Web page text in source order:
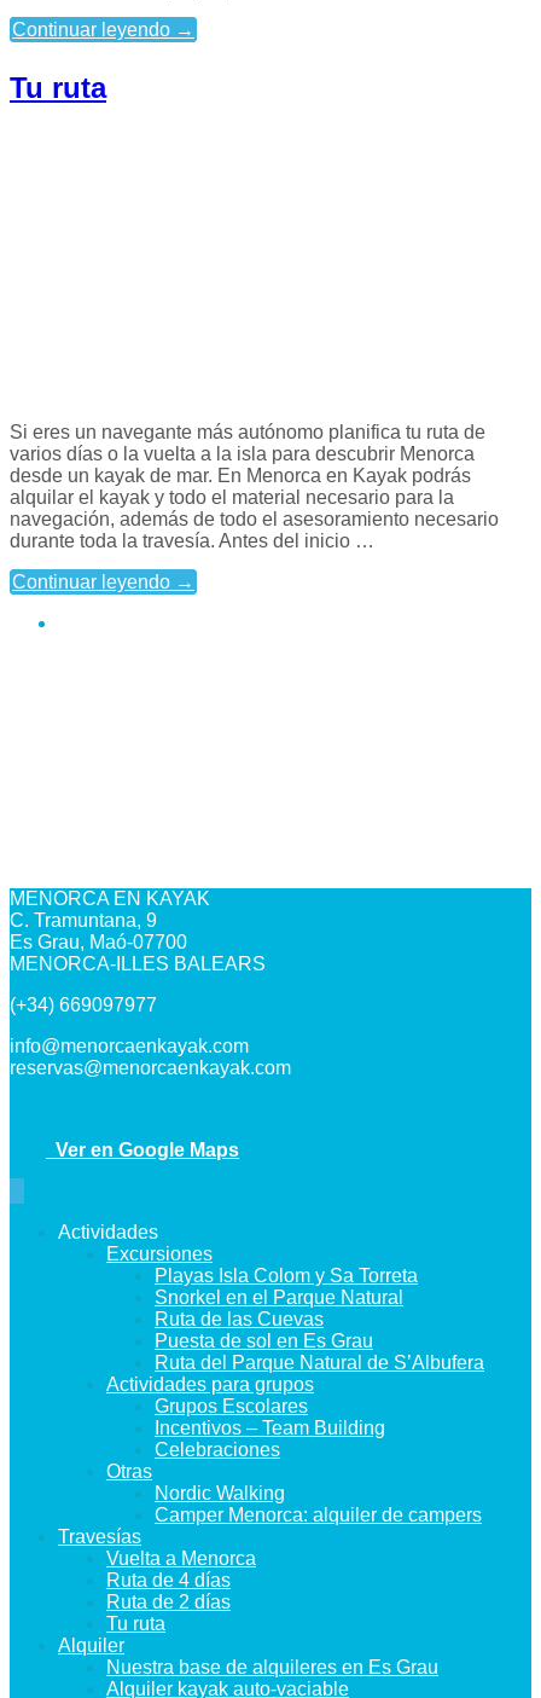
Continuar leyendo →
Tu ruta
Si eres un navegante más autónomo planifica tu ruta de
varios días o la vuelta a la isla para descubrir Menorca
desde un kayak de mar. En Menorca en Kayak podrás
alquilar el kayak y todo el material necesario para la
navegación, además de todo el asesoramiento necesario
durante toda la travesía. Antes del inicio …
Continuar leyendo →
MENORCA EN KAYAK
C. Tramuntana, 9
Es Grau, Maó-07700
MENORCA-ILLES BALEARS
(+34) 669097977
info@menorcaenkayak.com
reservas@menorcaenkayak.com
Ver en Google Maps
Actividades
Excursiones
Playas Isla Colom y Sa Torreta
Snorkel en el Parque Natural
Ruta de las Cuevas
Puesta de sol en Es Grau
Ruta del Parque Natural de S’Albufera
Actividades para grupos
Grupos Escolares
Incentivos – Team Building
Celebraciones
Otras
Nordic Walking
Camper Menorca: alquiler de campers
Travesías
Vuelta a Menorca
Ruta de 4 días
Ruta de 2 días
Tu ruta
Alquiler
Nuestra base de alquileres en Es Grau
Alquiler kayak auto-vaciable